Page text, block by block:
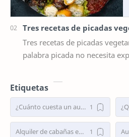
Tres recetas de picadas
Tres recetas de picadas vegetarianas En
palabra picada no necesita explicación: todos sabemos
Etiquetas
¿Cuánto cuesta un aumento mamario en Argentina 2025?
Alquiler de cabañas en Villa Traful